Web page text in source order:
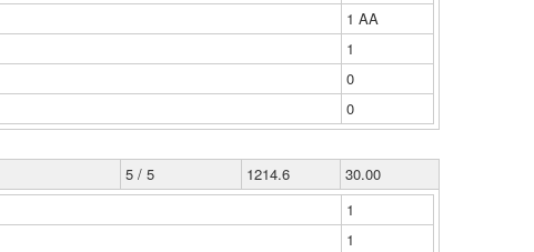
1 ΑΑ
1
0
0
5 / 5 1214.6
30.00
1
1